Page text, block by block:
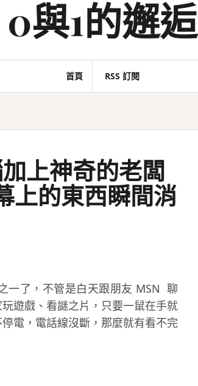
0與1的邂逅
首頁 RSS 訂閱
上神奇的老闆
上的東西瞬間消
一了，不管是白天跟朋友 MSN 聊
遊戲、看謎之片，只要一鼠在手就
電，電話線沒斷，那麼就有看不完